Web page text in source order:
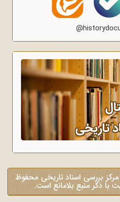
مرکز بررسی اسناد تاریخی محفوظ
با ذکر منبع بلامانع است.